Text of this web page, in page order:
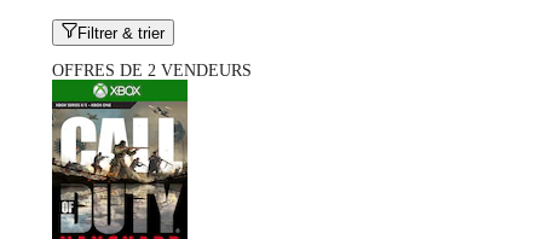
Filtrer & trier
OFFRES DE 2 VENDEURS